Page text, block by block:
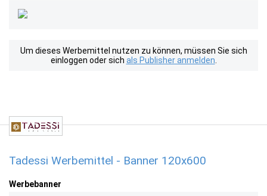
Um dieses Werbemittel nutzen zu können, müssen Sie sich
einloggen oder sich als Publisher anmelden
Tadessi Werbemittel - Banner 120x600
Werbebanner